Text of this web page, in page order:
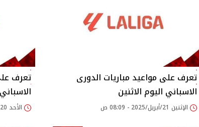
تعرف على مواعيد مباريات الدورى
الاسباني اليوم الاثنين
الإثنين 21/أبريل/2025 - 08:09 ص
تعرف
الأحد 20/أبريل/2025 - 09:37 ص